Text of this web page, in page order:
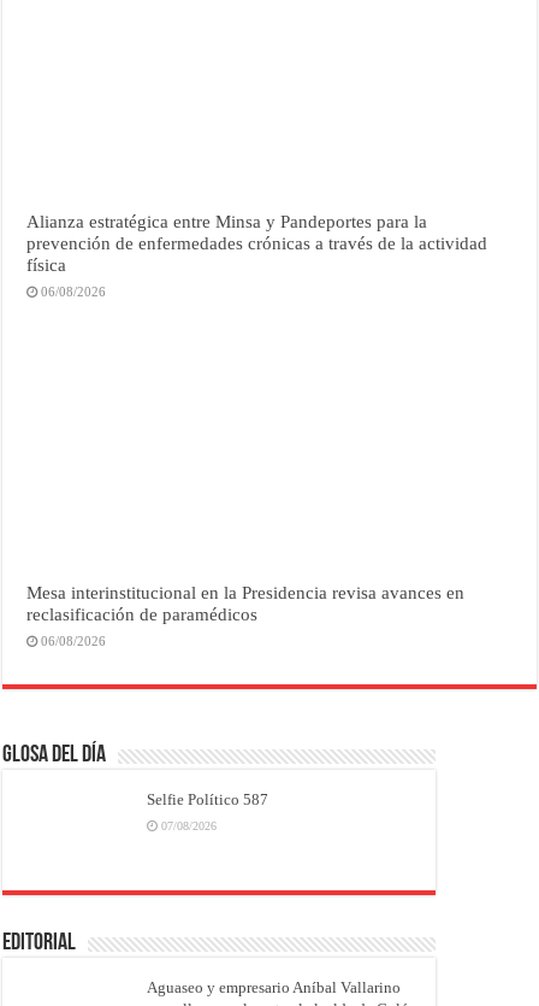
Alianza estratégica entre Minsa y Pandeportes para la
prevención de enfermedades crónicas a través de la actividad
física
06/08/2026
Mesa interinstitucional en la Presidencia revisa avances en
reclasificación de paramédicos
06/08/2026
Glosa del Día
Selfie Político 587
07/08/2026
EDITORIAL
Aguaseo y empresario Aníbal Vallarino